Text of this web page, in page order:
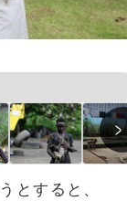
とすると、